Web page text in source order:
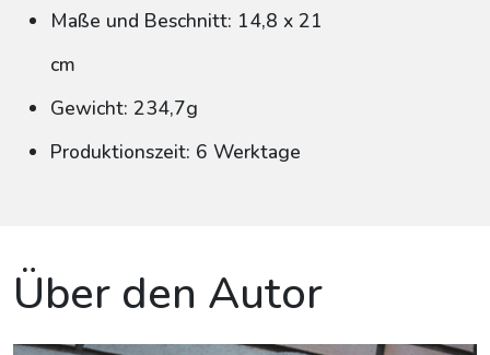
Maße und Beschnitt: 14,8 x 21
cm
Gewicht: 234,7g
Produktionszeit: 6 Werktage
Über den Autor